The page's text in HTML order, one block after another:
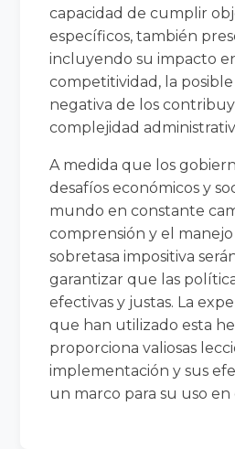
capacidad de cumplir
específicos, también
incluyendo su impacto
competitividad, la
negativa de los
complejidad
A medida que los
desafíos económicos y
mundo en constante
comprensión y el
sobretasa impositiva
garantizar que las
efectivas y justas. La
que han utilizado esta
proporciona valiosas
implementación y sus
un marco para su uso